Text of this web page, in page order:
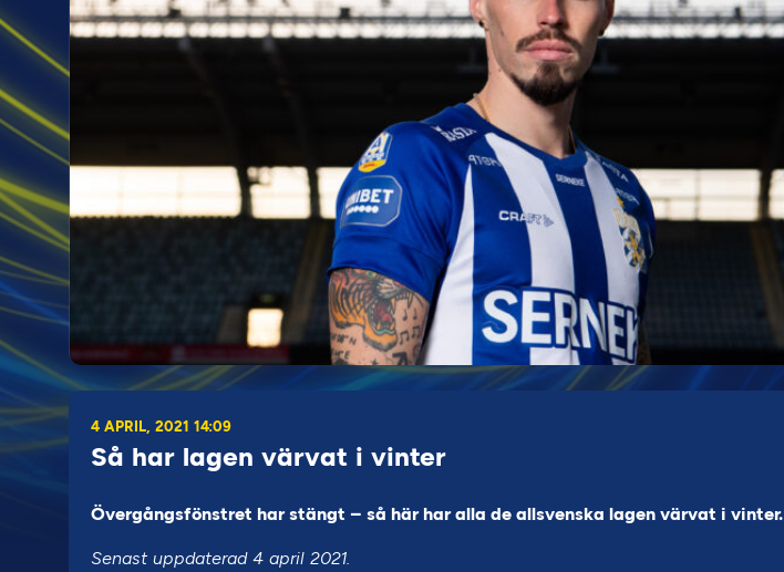
4 APRIL, 2021 14:09
Så har lagen värvat i vinter
Övergångsfönstret har stängt – så här har alla de allsvenska lagen värvat i vinter.
Senast uppdaterad 4 april 2021.